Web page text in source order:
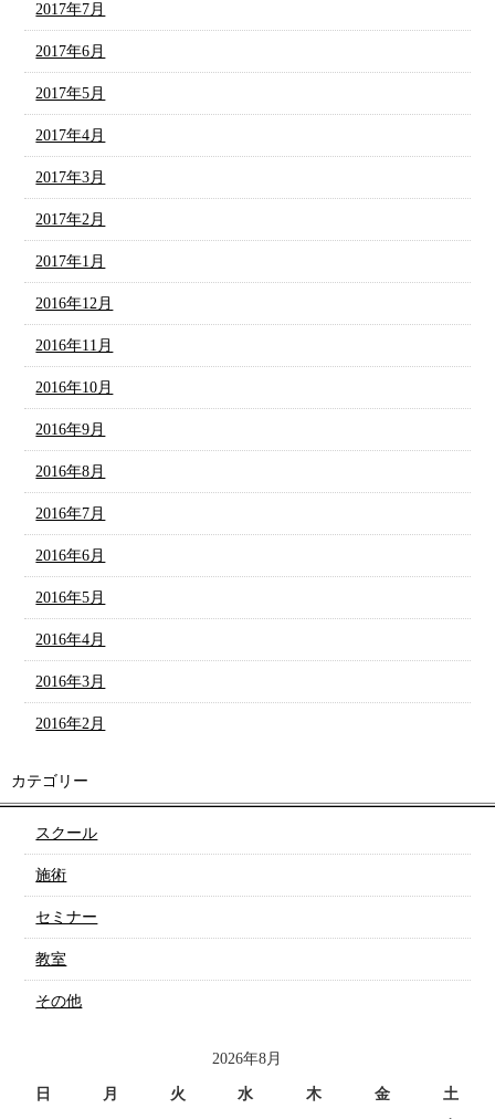
2017年7月
2017年6月
2017年5月
2017年4月
2017年3月
2017年2月
2017年1月
2016年12月
2016年11月
2016年10月
2016年9月
2016年8月
2016年7月
2016年6月
2016年5月
2016年4月
2016年3月
2016年2月
カテゴリー
スクール
施術
セミナー
教室
その他
2026年8月
日 月 火 水 木 金
土